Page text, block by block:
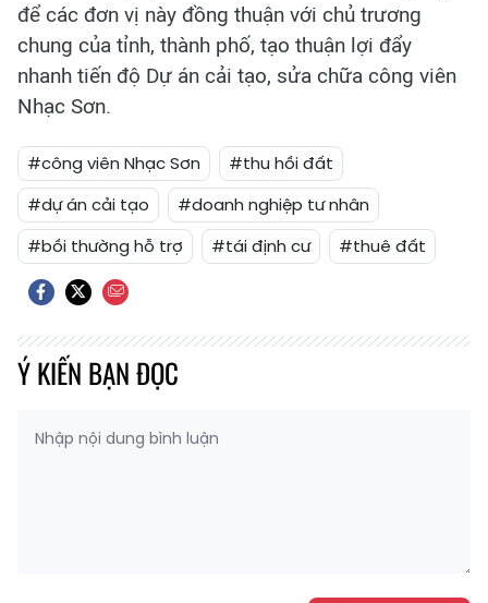
để các đơn vị này đồng thuận với chủ trương
chung của tỉnh, thành phố, tạo thuận lợi đẩy
nhanh tiến độ Dự án cải tạo, sửa chữa công viên
Nhạc Sơn.
#công viên Nhạc Sơn
#thu hồi đất
#dự án cải tạo
#doanh nghiệp tư nhân
#bồi thường hỗ trợ
#tái định cư #thuê đất
Ý KIẾN BẠN ĐỌC